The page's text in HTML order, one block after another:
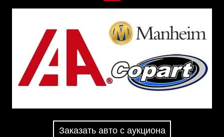
Заказать авто с аукциона